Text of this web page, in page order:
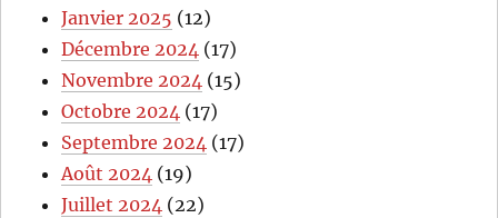
Janvier 2025 (12)
Décembre 2024 (17)
Novembre 2024 (15)
Octobre 2024 (17)
Septembre 2024 (17)
Août 2024 (19)
Juillet 2024 (22)